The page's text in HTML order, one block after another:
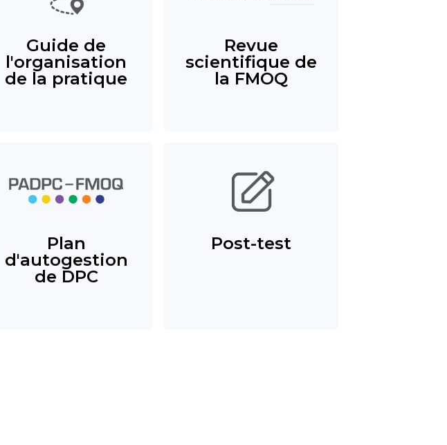
Guide de
l'organisation
de la pratique
Revue
scientifique de
la FMOQ
Plan
d'autogestion
de DPC
Post-test